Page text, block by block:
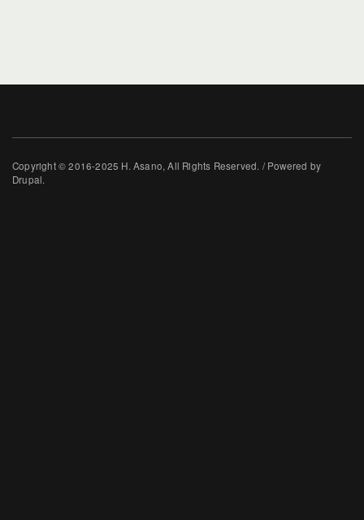
Copyright © 2016-2025 H. Asano, All Rights Reserved. / Powered by
Drupal.